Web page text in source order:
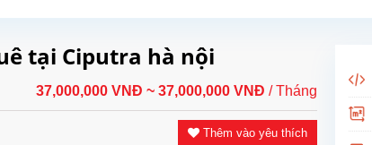
tại Ciputra hà nội
37,000,000 VNĐ ~ 37,000,000 VNĐ / Tháng
Thêm vào yêu thích